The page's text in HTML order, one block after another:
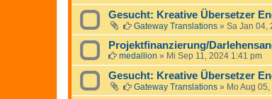
Gesucht: Kreative Übersetzer
Gateway Translations » Sa Jan 04,
Projektfinanzierung/
medallion » Mi Sep 11, 2024 1:41 pm
Gesucht: Kreative Übersetzer
Gateway Translations » Mo Aug